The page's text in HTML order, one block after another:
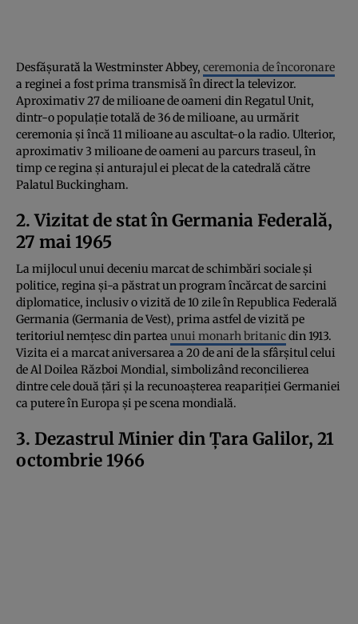
Desfășurată la Westminster Abbey, ceremonia de încoronare
a reginei a fost prima transmisă în direct la televizor.
Aproximativ 27 de milioane de oameni din Regatul Unit,
dintr-o populație totală de 36 de milioane, au urmărit
ceremonia și încă 11 milioane au ascultat-o la radio. Ulterior,
aproximativ 3 milioane de oameni au parcurs traseul, în
timp ce regina și anturajul ei plecat de la catedrală către
Palatul Buckingham.
2. Vizitat de stat în Germania Federală,
27 mai 1965
La mijlocul unui deceniu marcat de schimbări sociale și
politice, regina și-a păstrat un program încărcat de sarcini
diplomatice, inclusiv o vizită de 10 zile în Republica Federală
Germania (Germania de Vest), prima astfel de vizită pe
teritoriul nemțesc din partea unui monarh britanicdin 1913.
Vizita ei a marcat aniversarea a 20 de ani de la sfârșitul celui
de Al Doilea Război Mondial, simbolizând reconcilierea
dintre cele două țări și la recunoașterea reapariției Germaniei
ca putere în Europa și pe scena mondială.
3. Dezastrul Minier din Țara Galilor, 21
octombrie 1966